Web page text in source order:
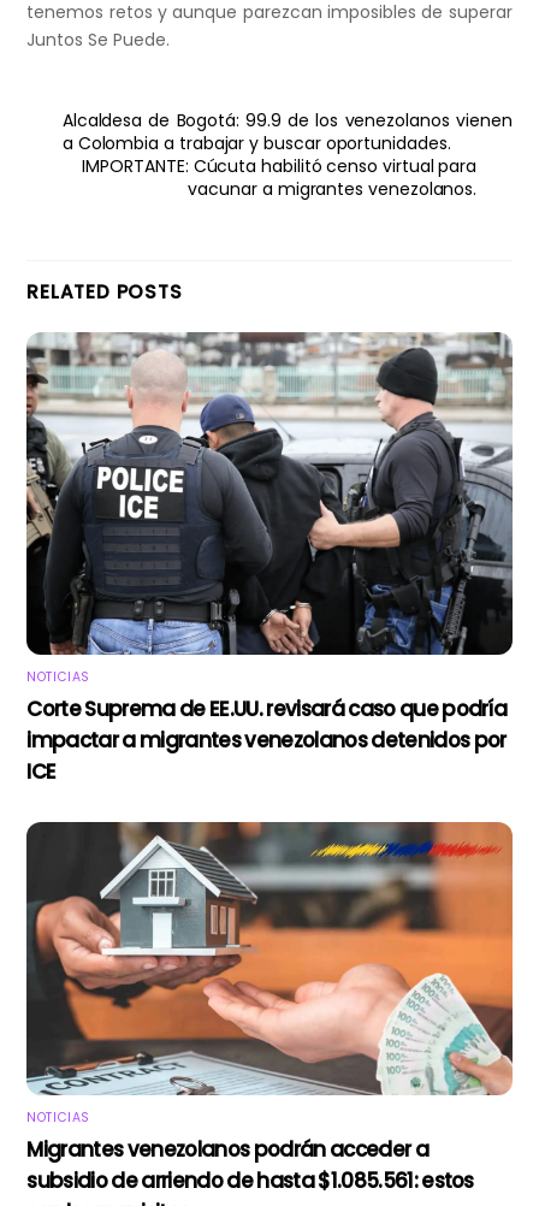
tenemos retos y aunque parezcan imposibles de superar
Juntos Se Puede.
Alcaldesa de Bogotá: 99.9 de los venezolanos vienen
a Colombia a trabajar y buscar oportunidades.
IMPORTANTE: Cúcuta habilitó censo virtual para
vacunar a migrantes venezolanos.
RELATED POSTS
NOTICIAS
Corte Suprema de EE.UU. revisará caso que podría
impactar a migrantes venezolanos detenidos por
ICE
NOTICIAS
Migrantes venezolanos podrán acceder a
subsidio de arriendo de hasta $1.085.561: estos